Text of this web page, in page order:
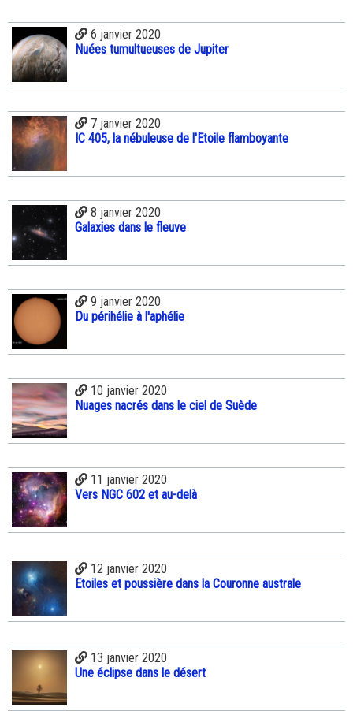
6 janvier 2020
Nuées tumultueuses de Jupiter
7 janvier 2020
IC 405, la nébuleuse de l'Etoile flamboyante
8 janvier 2020
Galaxies dans le fleuve
9 janvier 2020
Du périhélie à l'aphélie
10 janvier 2020
Nuages nacrés dans le ciel de Suède
11 janvier 2020
Vers NGC 602 et au-delà
12 janvier 2020
Etoiles et poussière dans la Couronne australe
13 janvier 2020
Une éclipse dans le désert